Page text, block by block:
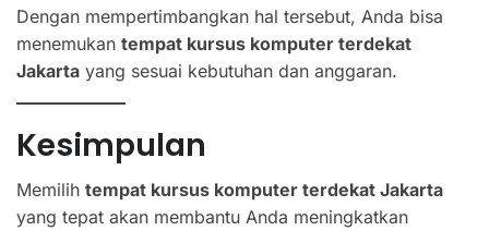
Dengan mempertimbangkan hal tersebut, Anda bisa
menemukan tempat kursus komputer terdekat
Jakarta yang sesuai kebutuhan dan anggaran.
Kesimpulan
Memilih tempat kursus komputer terdekat Jakarta
yang tepat akan membantu Anda meningkatkan